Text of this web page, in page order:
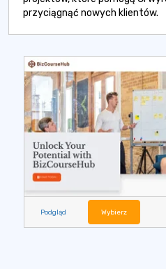
przyciągnąć nowych klientów.
Podgląd Wybierz